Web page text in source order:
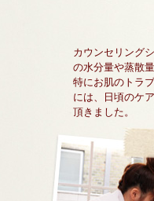
カウンセリング
の水分量や蒸散
特にお肌のトラ
には、日頃のケ
頂きました。